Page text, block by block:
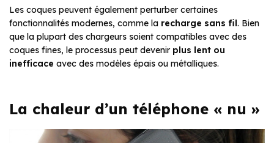
Les coques peuvent également perturber certaines
fonctionnalités modernes, comme la recharge sans fil. Bien
que la plupart des chargeurs soient compatibles avec des
coques fines, le processus peut devenir plus lent ou
inefficace avec des modèles épais ou métalliques.
La chaleur d’un téléphone « nu »